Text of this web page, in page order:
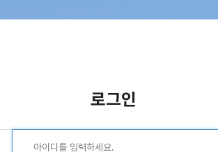
로그인